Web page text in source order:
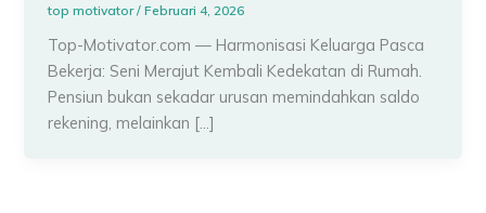
top motivator/Februari 4, 2026
Top-Motivator.com — Harmonisasi Keluarga Pasca
Bekerja: Seni Merajut Kembali Kedekatan di Rumah.
Pensiun bukan sekadar urusan memindahkan saldo
rekening, melainkan […]